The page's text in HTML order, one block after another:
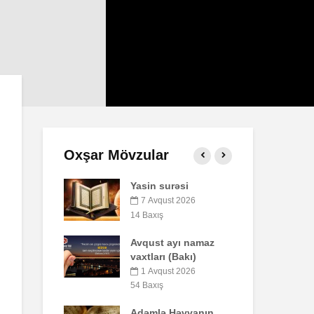
Oxşar Mövzular
ayı namaz
Qeyri-müsəlmanı
öldürən bir
müsəlmana qisas
edilərmi?
17 İyul 2026
30 Baxış